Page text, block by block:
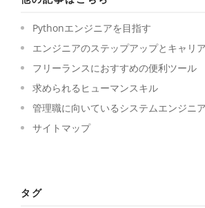
Pythonエンジニアを目指す
エンジニアのステップアップとキャリ
フリーランスにおすすめの便利ツール
求められるヒューマンスキル
管理職に向いているシステムエンジニ
サイトマップ
タグ